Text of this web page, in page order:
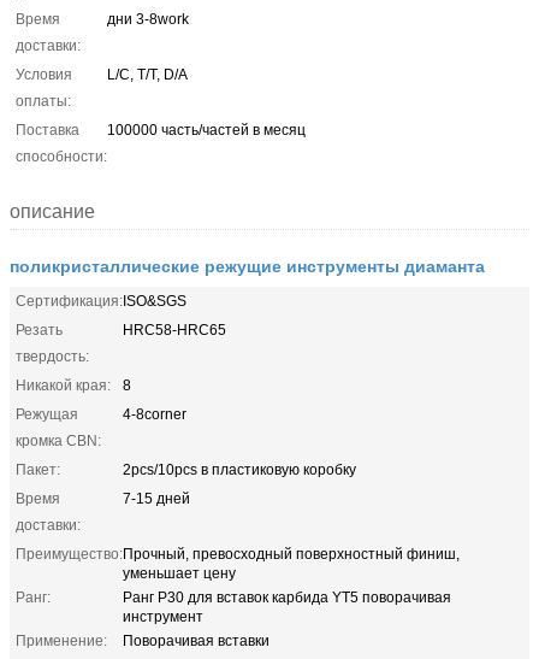
Время
доставки:
дни 3-8work
Условия
оплаты:
L/C, T/T, D/A
Поставка
способности:
100000 часть/частей в месяц
описание
поликристаллические режущие инструменты диаманта
Сертификация:ISO&SGS
Резать
твердость:
HRC58-HRC65
Никакой края:
8
Режущая
кромка CBN:
4-8corner
Пакет:
2pcs/10pcs в пластиковую коробку
Время
доставки:
7-15 дней
Преимущество:Прочный, превосходный поверхностный финиш,
уменьшает цену
Ранг:
Ранг P30 для вставок карбида YT5 поворачивая
инструмент
Применение:
Поворачивая вставки